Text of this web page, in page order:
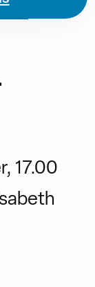
17.00